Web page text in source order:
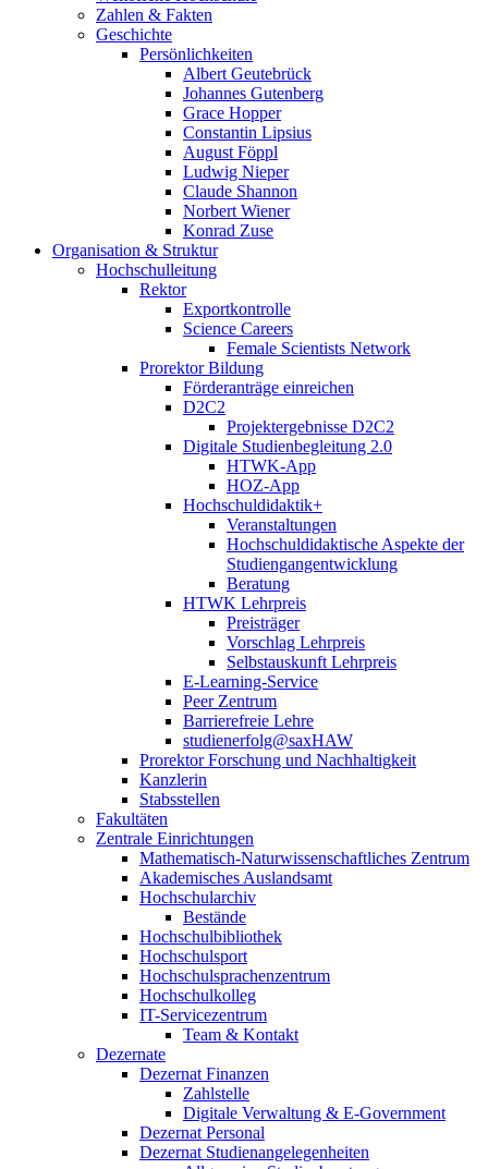
Zahlen & Fakten
Geschichte
Persönlichkeiten
Albert Geutebrück
Johannes Gutenberg
Grace Hopper
Constantin Lipsius
August Föppl
Ludwig Nieper
Claude Shannon
Norbert Wiener
Konrad Zuse
Organisation & Struktur
Hochschulleitung
Rektor
Exportkontrolle
Science Careers
Female Scientists Network
Prorektor Bildung
Förderanträge einreichen
D2C2
Projektergebnisse D2C2
Digitale Studienbegleitung 2.0
HTWK-App
HOZ-App
Hochschuldidaktik+
Veranstaltungen
Hochschuldidaktische Aspekte der
Studiengangentwicklung
Beratung
HTWK Lehrpreis
Preisträger
Vorschlag Lehrpreis
Selbstauskunft Lehrpreis
E-Learning-Service
Peer Zentrum
Barrierefreie Lehre
studienerfolg@saxHAW
Prorektor Forschung und Nachhaltigkeit
Kanzlerin
Stabsstellen
Fakultäten
Zentrale Einrichtungen
Mathematisch-Naturwissenschaftliches Zentrum
Akademisches Auslandsamt
Hochschularchiv
Bestände
Hochschulbibliothek
Hochschulsport
Hochschulsprachenzentrum
Hochschulkolleg
IT-Servicezentrum
Team & Kontakt
Dezernate
Dezernat Finanzen
Zahlstelle
Digitale Verwaltung & E-Government
Dezernat Personal
Dezernat Studienangelegenheiten